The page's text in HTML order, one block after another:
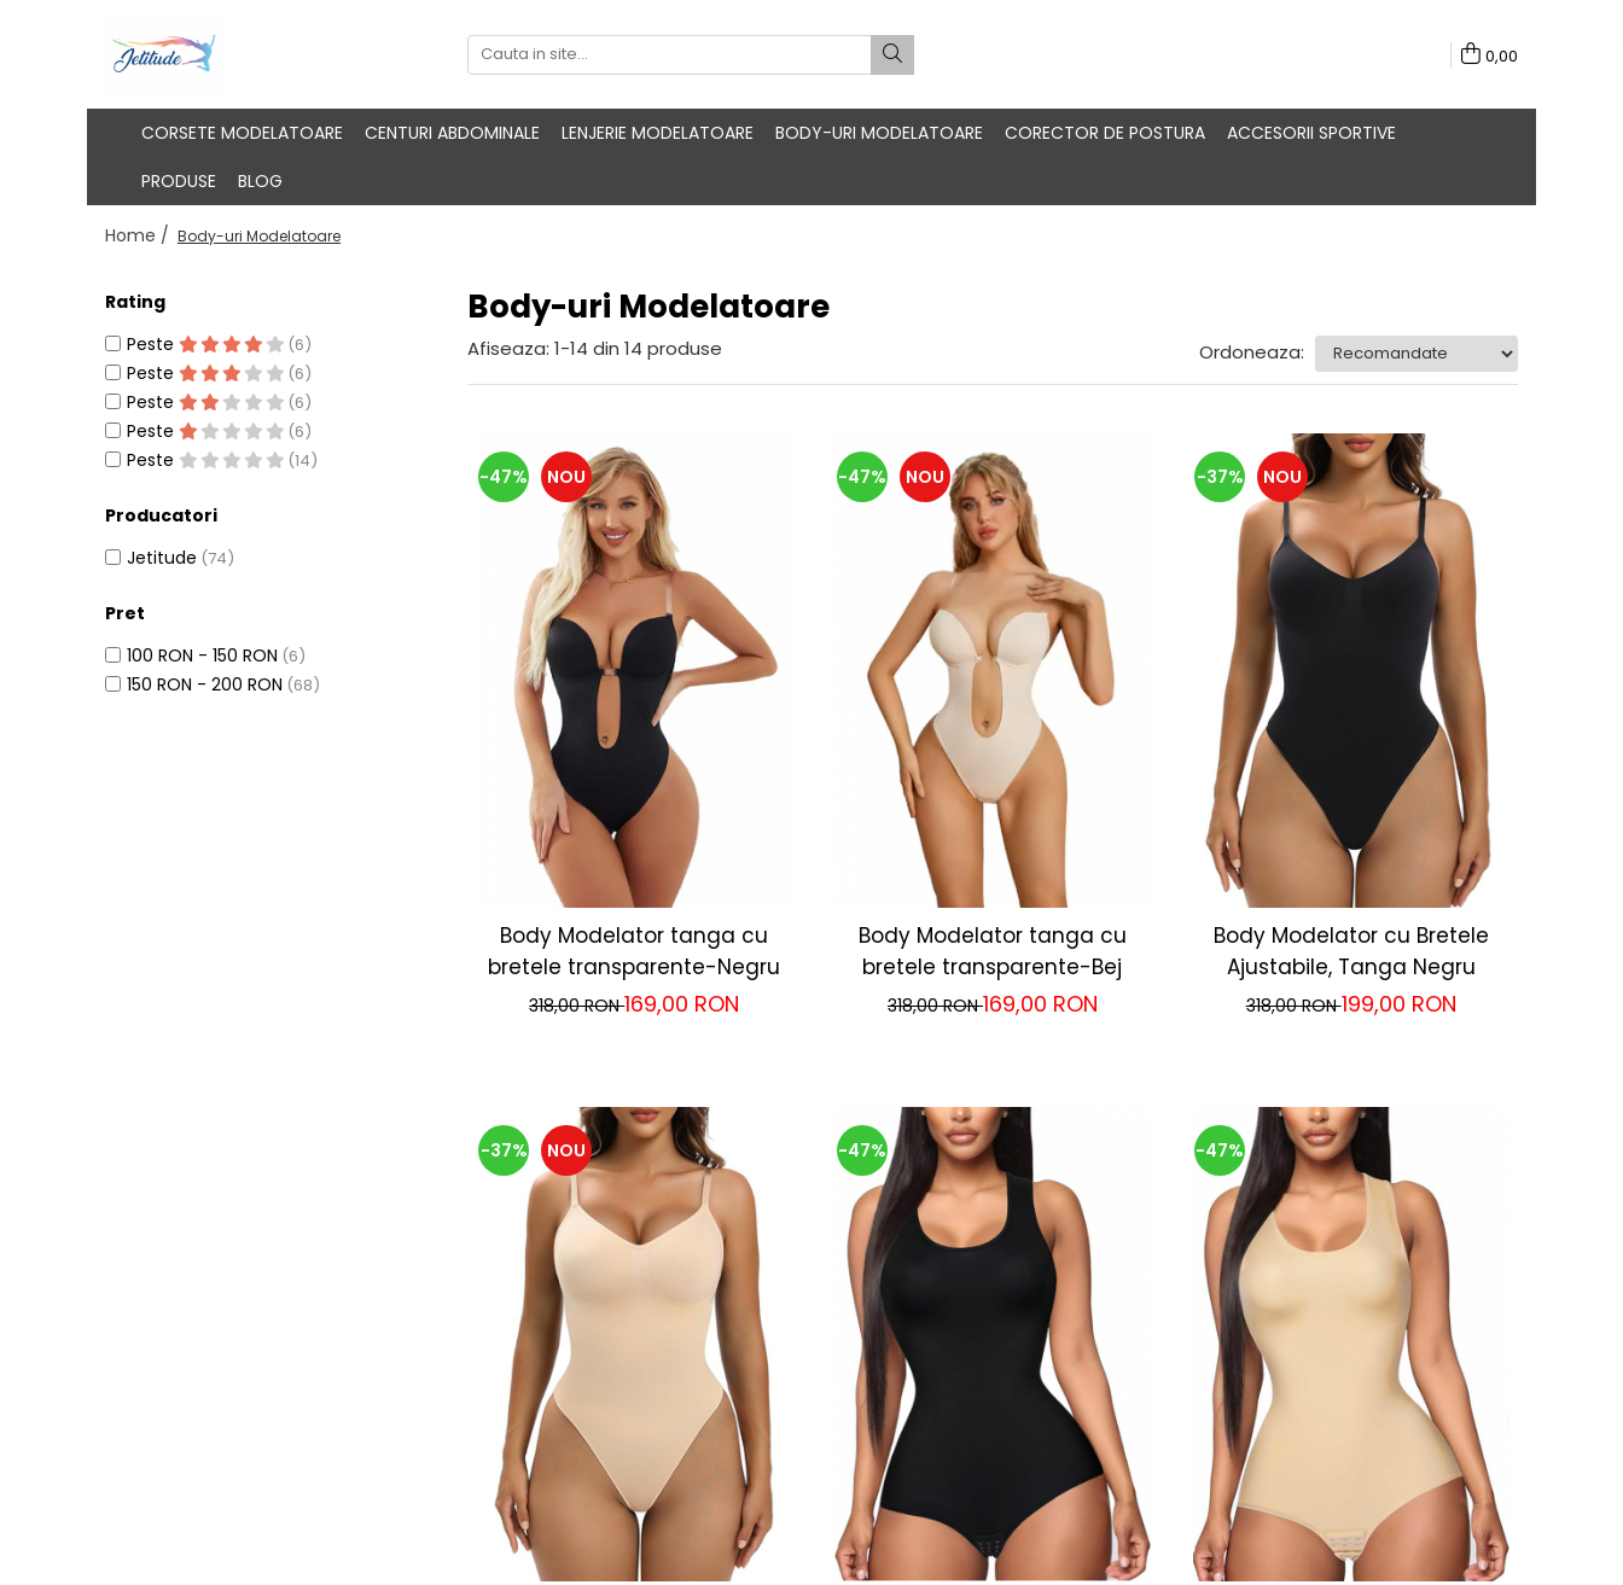
0,00
CORSETE MODELATOARE CENTURI ABDOMINALE LENJERIE MODELATOARE BODY-URI MODELATOARE CORECTOR DE POSTURA
ACCESORII SPORTIVE
PRODUSE
BLOG
Home / Body-uri Modelatoare
Body-uri Modelatoare
Rating
Peste
(6)
Peste (6)
Peste (6)
Peste (6)
Peste (14)
Producatori
Jetitude (74)
Pret
100 RON - 150 RON (6)
150 RON - 200 RON (68)
Afiseaza: 1-14 din 14 produse Ordoneaza:
-47% NOU
Body Modelator tanga cu
bretele transparente-Negru
318,00 RON169,00 RON
-47% NOU
Body Modelator tanga cu
bretele transparente-Bej
318,00 RON169,00 RON
-37% NOU
Body Modelator cu Bretele
Ajustabile, Tanga Negru
318,00 RON199,00 RON
-37% NOU -47% -47%